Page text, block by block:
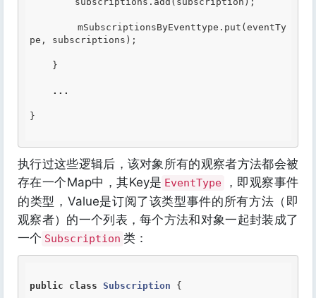
pe, subscriptions);
...
}
执行过这些逻辑后，该对象所有的观察者方法都会被
存在一个Map中，其Key是 EventType
，即观察事件
的类型，Value是订阅了该类型事件的所有方法（即
观察者）的一个列表，每个方法和对象一起封装成了
一个 Subscription 类：
public class Subscription {